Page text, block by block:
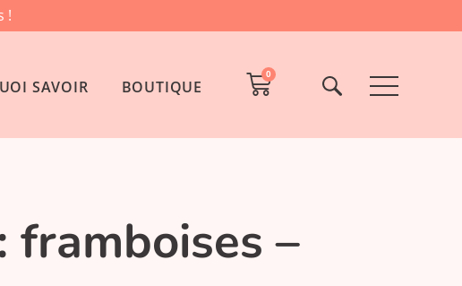
!
SAVOIR BOUTIQUE
0
framboises –